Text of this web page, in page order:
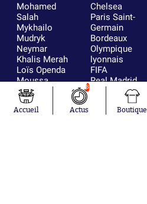
Mohamed
Salah
Mykhailo
Mudryk
Neymar
Khalis Merah
Loïs Openda
Moussa
Niakhaté
Nicolás
Tagliafico
Chelsea
Paris Saint-
Germain
Bordeaux
Olympique
lyonnais
FIFA
Real Madrid
RC Strasbourg
France
Accueil
8
Actus Boutique